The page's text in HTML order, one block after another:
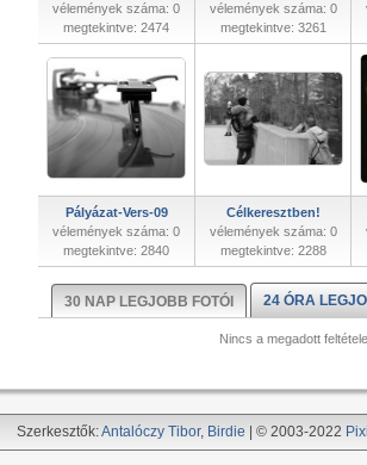
vélemények száma: 0
megtekintve: 2474
vélemények száma: 0
megtekintve: 3261
Pályázat-Vers-09
vélemények száma: 0
megtekintve: 2840
Célkeresztben!
vélemények száma: 0
megtekintve: 2288
30 NAP LEGJOBB FOTÓI 24 ÓRA
Nincs a megadott
Szerkesztők:Antalóczy Tibor, Birdie | © 2003-2022